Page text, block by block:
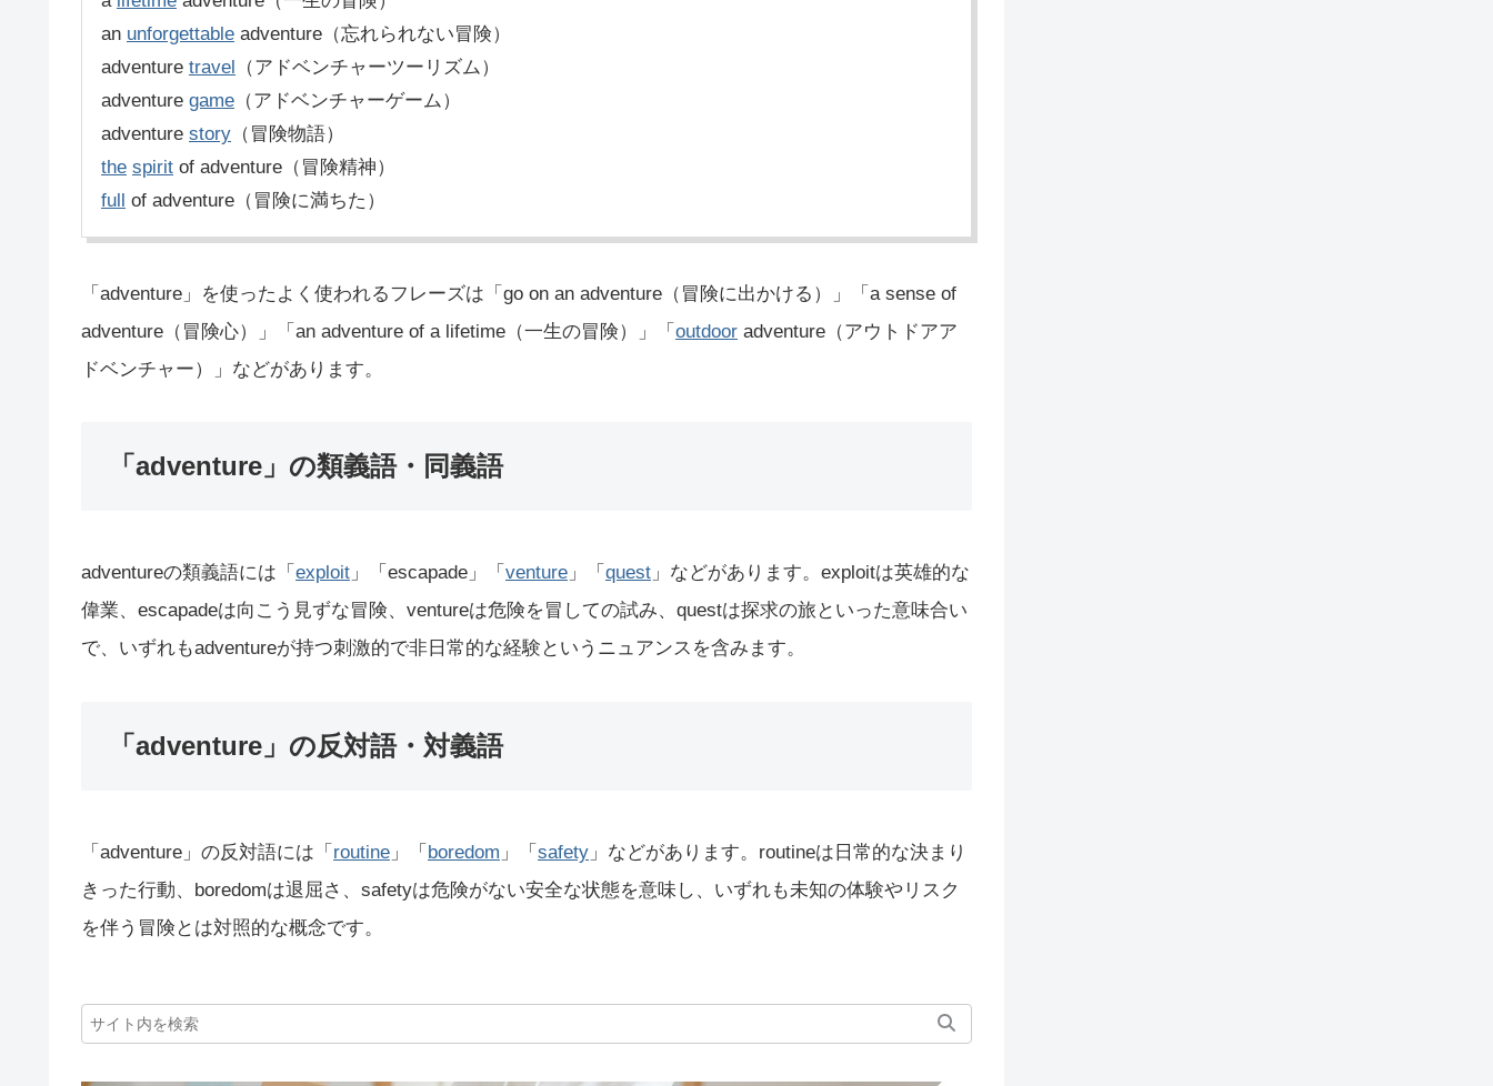
an unforgettable adventure（忘れられない冒険）
adventure travel （アドベンチャーツーリズム）
adventure game （アドベンチャーゲーム）
adventure story （冒険物語）
the spirit of adventure（冒険精神）
full of adventure（冒険に満ちた）
「adventure」を使ったよく使われるフレーズは「go on an adventure（冒険に出かける）」「a sense of
adventure（冒険心）」「an adventure of a lifetime（一生の冒険）」「 outdoor adventure（アウトドアア
ドベンチャー）」などがあります。
「adventure」の類義語・同義語
adventureの類義語には「 exploit 」「escapade」「 venture 」「 quest 」などがあります。exploitは英雄的な
偉業、escapadeは向こう見ずな冒険、ventureは危険を冒しての試み、questは探求の旅といった意味合い
で、いずれもadventureが持つ刺激的で非日常的な経験というニュアンスを含みます。
「adventure」の反対語・対義語
「adventure」の反対語には「 routine 」「 boredom 」「 safety 」などがあります。routineは日常的な決まり
きった行動、boredomは退屈さ、safetyは危険がない安全な状態を意味し、いずれも未知の体験やリスク
を伴う冒険とは対照的な概念です。